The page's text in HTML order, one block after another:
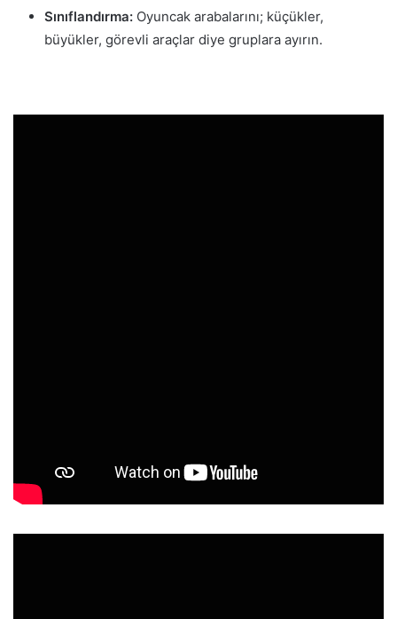
Sınıflandırma: Oyuncak arabalarını; küçükler,
büyükler, görevli araçlar diye gruplara ayırın.